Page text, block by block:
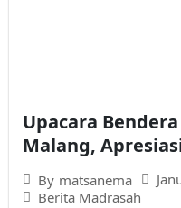
Upacara
Malang,
By matsanema
Berita Madrasah